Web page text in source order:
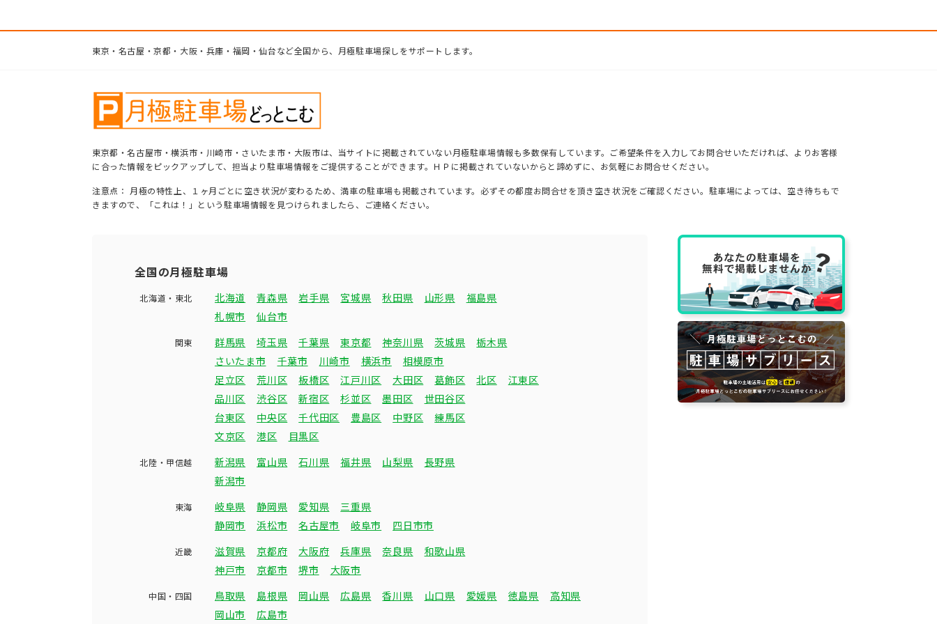
東京・名古屋・京都・大阪・兵庫・福岡・仙台など全国から、月極駐車場探しをサポートします。
東京都・名古屋市・横浜市・川崎市・さいたま市・大阪市は、当サイトに掲載されていない月極駐車場情報も多数保有しています。ご希望条件を入力してお問合せいただければ、よりお客様
に合った情報をピックアップして、担当より駐車場情報をご提供することができます。ＨＰに掲載されていないからと諦めずに、お気軽にお問合せください。
注意点： 月極の特性上、１ヶ月ごとに空き状況が変わるため、満車の駐車場も掲載されています。必ずその都度お問合せを頂き空き状況をご確認ください。駐車場によっては、空き待ちもで
きますので、「これは！」という駐車場情報を見つけられましたら、ご連絡ください。
全国の月極駐車場
北海道・東北 北海道 青森県 岩手県 宮城県 秋田県 山形県
福島県
札幌市
仙台市
関東 群馬県 埼玉県 千葉県 東京都 神奈川県 茨城県
栃木県
さいたま市
千葉市 川崎市 横浜市
相模原市
足立区
荒川区 板橋区 江戸川区 大田区 葛飾区 北区
江東区
品川区
渋谷区 新宿区 杉並区 墨田区
世田谷区
台東区
中央区 千代田区 豊島区 中野区
練馬区
文京区
港区 目黒区
北陸・甲信越 新潟県 富山県 石川県 福井県 山梨県
長野県
新潟市
東海 岐阜県 静岡県 愛知県
三重県
静岡市
浜松市 名古屋市 岐阜市 四日市市
近畿 滋賀県 京都府 大阪府 兵庫県 奈良県
和歌山県
神戸市
京都市 堺市 大阪市
中国・四国 鳥取県 島根県 岡山県 広島県 香川県 山口県 愛媛県 徳島県
高知県
岡山市
広島市